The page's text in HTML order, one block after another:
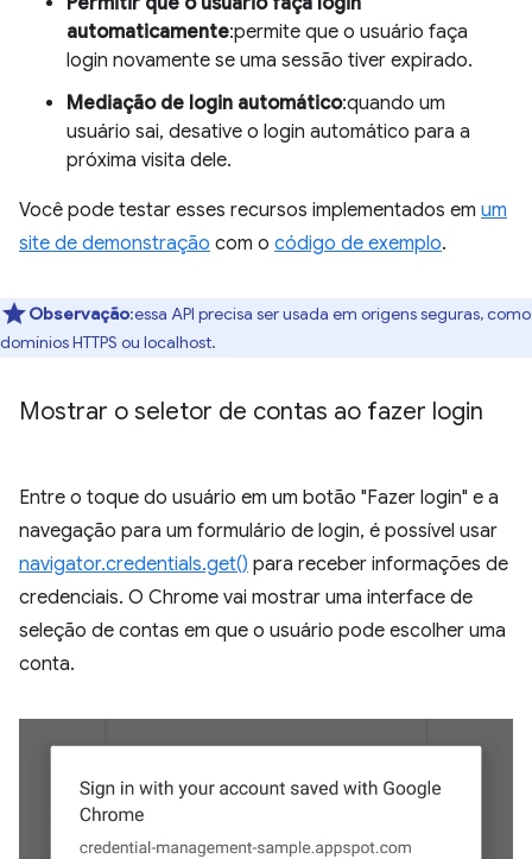
automaticamente:permite que o usuário faça
login novamente se uma sessão tiver expirado.
Mediação de login automático:quando um
usuário sai, desative o login automático para a
próxima visita dele.
Você pode testar esses recursos implementados em um
site de demonstração com o código de exemplo.
Observação:essa API precisa ser usada em origens seguras, como
domínios HTTPS ou localhost.
Mostrar o seletor de contas ao fazer login
Entre o toque do usuário em um botão "Fazer login" e a
navegação para um formulário de login, é possível usar
navigator.credentials.get() para receber informações de
credenciais. O Chrome vai mostrar uma interface de
seleção de contas em que o usuário pode escolher uma
conta.